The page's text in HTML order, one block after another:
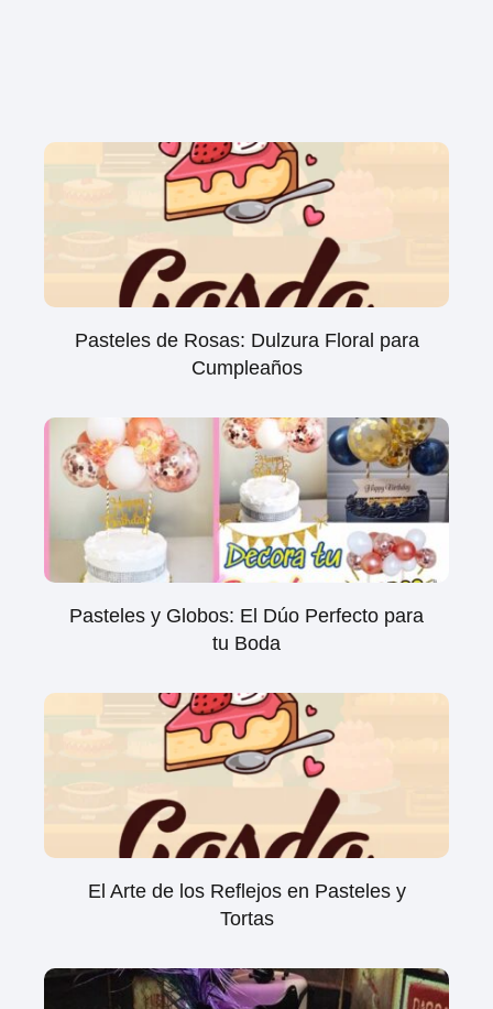
Pasteles de Rosas: Dulzura Floral para
Cumpleaños
Pasteles y Globos: El Dúo Perfecto para
tu Boda
El Arte de los Reflejos en Pasteles y
Tortas